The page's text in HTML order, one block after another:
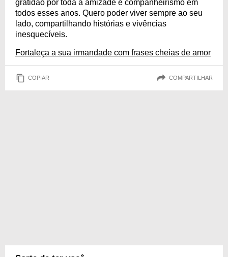
gratidão por toda a amizade e companheirismo em
todos esses anos. Quero poder viver sempre ao seu
lado, compartilhando histórias e vivências
inesquecíveis.
Fortaleça a sua irmandade com frases cheias de amor
COPIAR COMPARTILHAR